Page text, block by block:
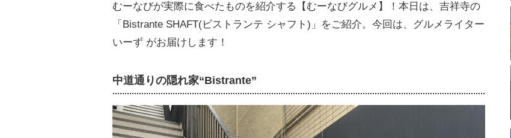
むーなびが実際に食べたものを紹介する【むーなびグルメ】！本日は、吉祥寺の
「Bistrante SHAFT(ビストランテ シャフト)」をご紹介。今回は、グルメライター
いーず がお届けします！
中道通りの隠れ家“Bistrante”